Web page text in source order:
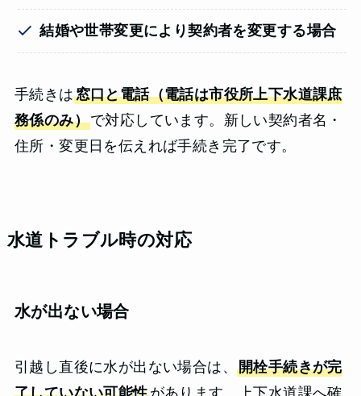
結婚や世帯変更により契約者を変更する場合
手続きは窓口と電話（電話は市役所上下水道課庶
務係のみ）で対応しています。新しい契約者名・
住所・変更日を伝えれば手続き完了です。
水道トラブル時の対応
水が出ない場合
引越し直後に水が出ない場合は、 開栓手続きが完